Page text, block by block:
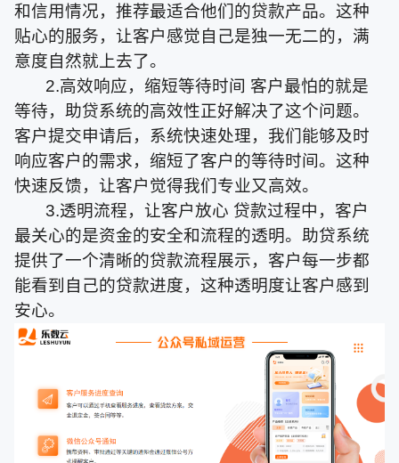
和信用情况，推荐最适合他们的贷款产品。这种
贴心的服务，让客户感觉自己是独一无二的，满
意度自然就上去了。
2.高效响应，缩短等待时间 客户最怕的就是
等待，助贷系统的高效性正好解决了这个问题。
客户提交申请后，系统快速处理，我们能够及时
响应客户的需求，缩短了客户的等待时间。这种
快速反馈，让客户觉得我们专业又高效。
3.透明流程，让客户放心 贷款过程中，客户
最关心的是资金的安全和流程的透明。助贷系统
提供了一个清晰的贷款流程展示，客户每一步都
能看到自己的贷款进度，这种透明度让客户感到
安心。